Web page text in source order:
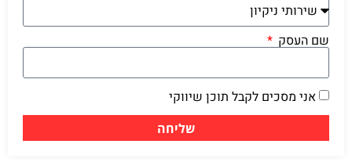
שם העסק
אני מסכים לקבל תוכן שיווקי
שליחה